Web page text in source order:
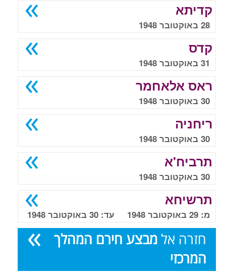
קדיתא
28 באוקטובר 1948
קדס
31 באוקטובר 1948
ראס אלאחמר
30 באוקטובר 1948
ריחניה
30 באוקטובר 1948
תרביח'א
30 באוקטובר 1948
תרשיחא
מ: 29 באוקטובר 1948 עד: 30 באוקטובר 1948
חזרה אל מבצע חירם המהלך
המרכזי